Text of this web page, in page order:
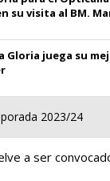
su visita al BM.
Gloria juega su
2023/24
a ser